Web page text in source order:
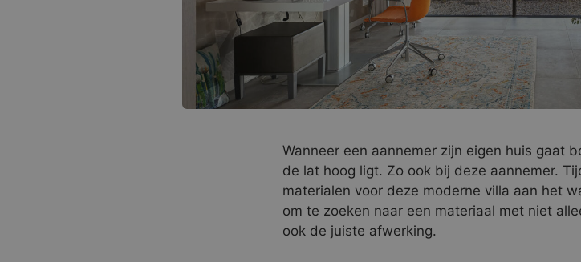
Wanneer een aannemer zijn eigen huis gaat
de lat hoog ligt. Zo ook bij deze aannemer.
materialen voor deze moderne villa aan het
om te zoeken naar een materiaal met niet
ook de juiste afwerking.